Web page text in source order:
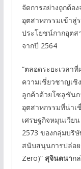
จัดการอย่างถูกต้อ
อุตสาหกรรมเข้าสู่
ประโยชน์กากอุตส
จากปี 2564
“ตลอดระยะเวลา
ความเชี่ยวชาญเชิ
ลูกค้าด้วยโซลูชันก
อุตสาหกรรมที่น่าเ
เศรษฐกิจหมุนเวีย
2573 ของกลุ่มบริ
สนับสนุนการปล่อ
Zero)” สุจินตนาก